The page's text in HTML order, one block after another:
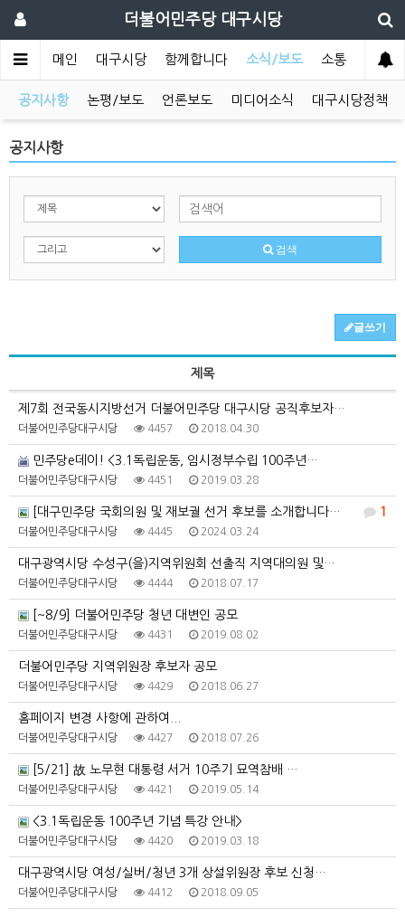
더불어민주당 대구시당
메인 대구시당 함께합니다 소식/보도 소통
공지사항 논평/보도 언론보도 미디어소식 대구시당정책
공지사항
검색
글쓰기
제목
제7회 전국동시지방선거 더불어민주당 대구시당 공직후보자…
더불어민주당대구시당 4457 2018.04.30
민주당e데이! <3.1독립운동, 임시정부수립 100주년…
더불어민주당대구시당 4451 2019.03.28
1
[대구민주당 국회의원 및 재보궐 선거 후보를 소개합니다…
더불어민주당대구시당 4445 2024.03.24
대구광역시당 수성구(을)지역위원회 선출직 지역대의원 및…
더불어민주당대구시당 4444 2018.07.17
[~8/9] 더불어민주당 청년 대변인 공모
더불어민주당대구시당 4431 2019.08.02
더불어민주당 지역위원장 후보자 공모
더불어민주당대구시당 4429 2018.06.27
홈페이지 변경 사항에 관하여...
더불어민주당대구시당 4427 2018.07.26
[5/21] 故 노무현 대통령 서거 10주기 묘역참배 …
더불어민주당대구시당 4421 2019.05.14
<3.1독립운동 100주년 기념 특강 안내>
더불어민주당대구시당 4420 2019.03.18
대구광역시당 여성/실버/청년 3개 상설위원장 후보 신청…
더불어민주당대구시당 4412 2018.09.05